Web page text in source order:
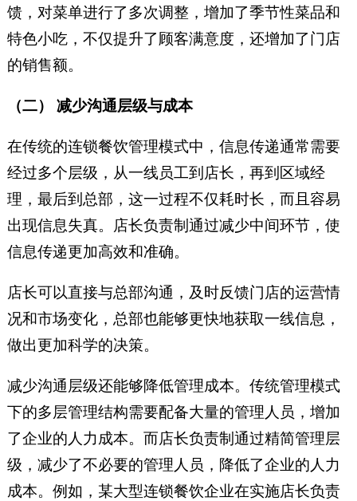
馈，对菜单进行了多次调整，增加了季节性菜品和
特色小吃，不仅提升了顾客满意度，还增加了门店
的销售额。
（二） 减少沟通层级与成本
在传统的连锁餐饮管理模式中，信息传递通常需要
经过多个层级，从一线员工到店长，再到区域经
理，最后到总部，这一过程不仅耗时长，而且容易
出现信息失真。店长负责制通过减少中间环节，使
信息传递更加高效和准确。
店长可以直接与总部沟通，及时反馈门店的运营情
况和市场变化，总部也能够更快地获取一线信息，
做出更加科学的决策。
减少沟通层级还能够降低管理成本。传统管理模式
下的多层管理结构需要配备大量的管理人员，增加
了企业的人力成本。而店长负责制通过精简管理层
级，减少了不必要的管理人员，降低了企业的人力
成本。例如，某大型连锁餐饮企业在实施店长负责